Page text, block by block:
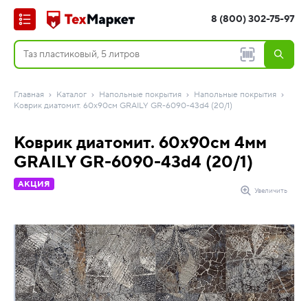
8 (800) 302-75-97
Главная Каталог Напольные покрытия
Напольные покрытия
Коврик диатомит. 60х90см GRAILY GR-6090-43d4 (20/1)
Коврик диатомит. 60х90см 4мм
GRAILY GR-6090-43d4 (20/1)
АКЦИЯ
Увеличить